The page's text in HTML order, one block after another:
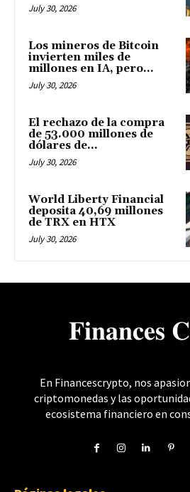
July 30, 2026
Los mineros de Bitcoin
invierten miles de
millones en IA, pero...
July 30, 2026
El rechazo de la compra
de 53.000 millones de
dólares de...
July 30, 2026
World Liberty Financial
deposita 40,69 millones
de TRX en HTX
July 30, 2026
𝐅𝐢𝐧𝐚𝐧𝐜𝐞𝐬
En Financescrypto, nos
criptomonedas y las
ecosistema financiero en